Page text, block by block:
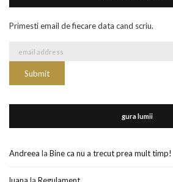
Primesti email de fiecare data cand scriu.
gura lumii
Andreea la Bine ca nu a trecut prea mult timp!